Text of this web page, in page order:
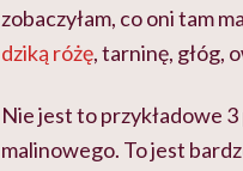
zobaczyłam, co oni tam
dziką różę, tarninę, głóg,
Nie jest to przykładowe
malinowego. To jest